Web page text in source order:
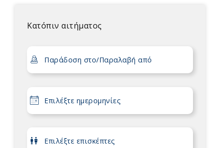
Κατόπιν αιτήματος